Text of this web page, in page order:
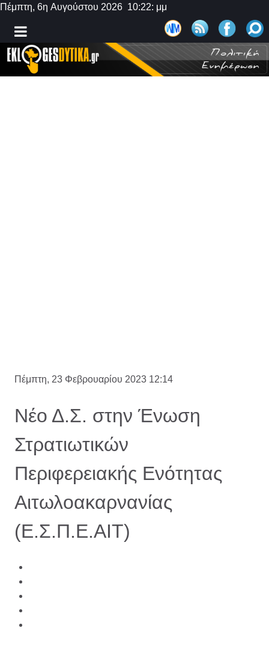
Πέμπτη, 6η Αυγούστου 2026 10:22: μμ
Πέμπτη, 23 Φεβρουαρίου 2023 12:14
Νέο Δ.Σ. στην Ένωση
Στρατιωτικών
Περιφερειακής Ενότητας
Αιτωλοακαρνανίας
(Ε.Σ.Π.Ε.ΑΙΤ)